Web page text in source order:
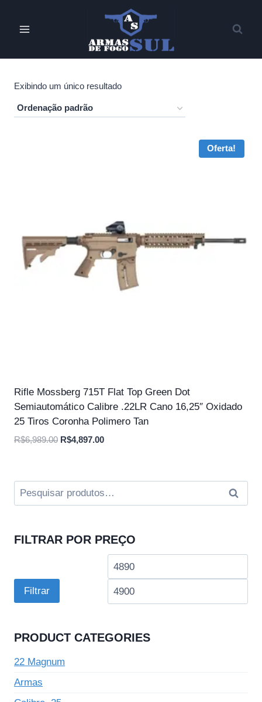
Exibindo um único resultado
Oferta!
Rifle Mossberg 715T Flat Top Green Dot
Semiautomático Calibre .22LR Cano 16,25″ Oxidado
25 Tiros Coronha Polimero Tan
R$6,989.00 O
era:
R$6,989.00.
R$4,897.00O
é:
R$4,897.00.
Pesquisar
por:
FILTRAR POR PREÇO
Preço
Filtrar
PRODUCT CATEGORIES
22 Magnum
Armas